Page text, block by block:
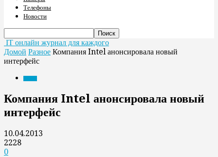
Телефоны
Новости
IT онлайн журнал для каждого
Домой Разное Компания Intel анонсировала новый
интерфейс
Компания Intel анонсировала новый
интерфейс
10.04.2013
2228
0